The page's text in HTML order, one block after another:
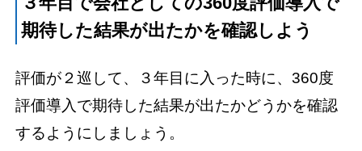
期待した結果が出たかを確認しよう
評価が２巡して、３年目に入った時に、360度
評価導入で期待した結果が出たかどうかを確認
するようにしましょう。